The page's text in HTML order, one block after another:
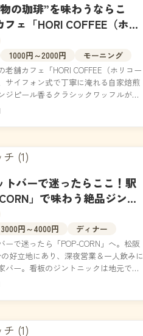
の珈琲”を味わうならこ
フェ「HORI COFFEE（ホリ
で五感が震える時間を
1000円～2000円
モーニング
老舗カフェ「HORI COFFEE（ホリコー
サイフォン式で丁寧に淹れる自家焙煎
ジピール香るクラシックワッフルが絶
な落ち着いた店内は、おしゃれで静...
トバーで迷ったらここ！駅
」で味わう絶品ジント
の一人飲みにオススメ
3000円～4000円
ディナー
ーで迷ったら「POP-CORN」へ。松阪
好立地にあり、深夜営業＆一人飲みに
バー。看板のジントニックは地元でも
フードも豊富で出張時や松阪夜飲みに...